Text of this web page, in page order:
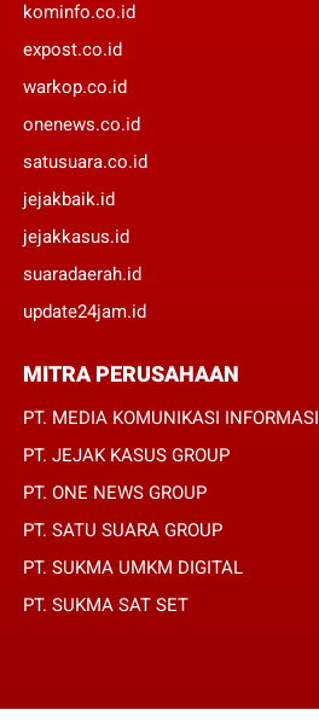
kominfo.co.id
expost.co.id
warkop.co.id
onenews.co.id
satusuara.co.id
jejakbaik.id
jejakkasus.id
suaradaerah.id
update24jam.id
MITRA PERUSAHAAN
PT. MEDIA KOMUNIKASI INFORMASI
PT. JEJAK KASUS GROUP
PT. ONE NEWS GROUP
PT. SATU SUARA GROUP
PT. SUKMA UMKM DIGITAL
PT. SUKMA SAT SET